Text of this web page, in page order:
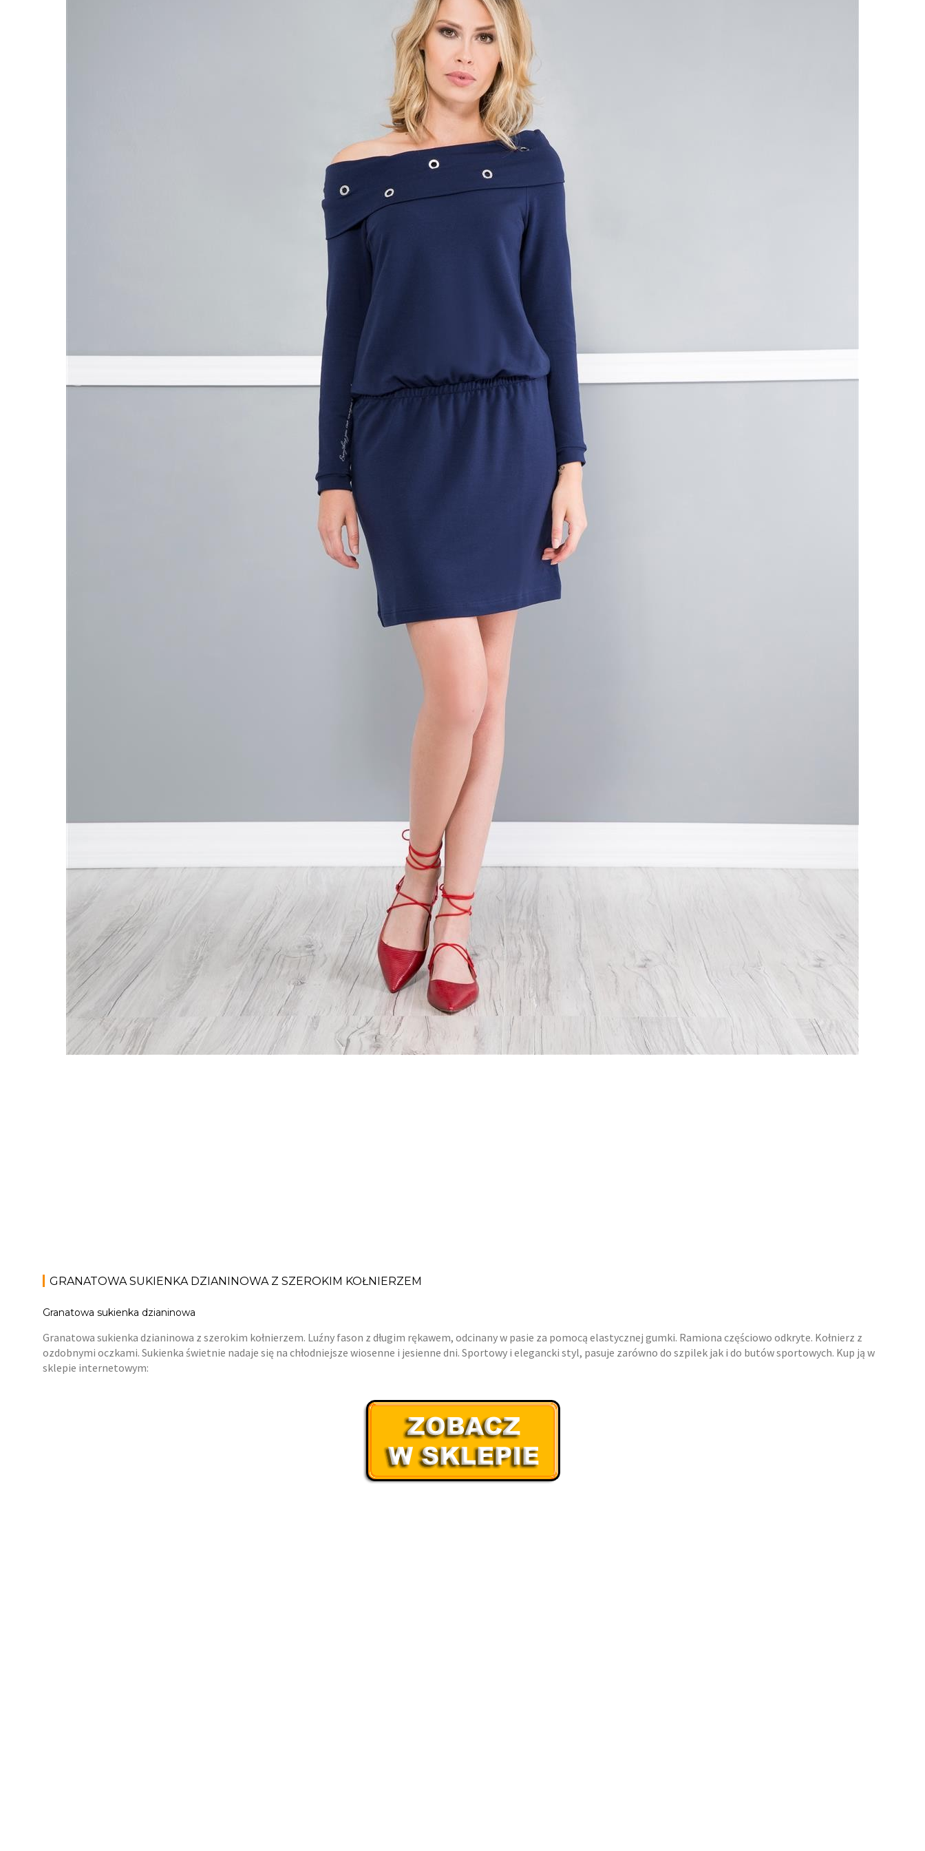
GRANATOWA SUKIENKA DZIANINOWA Z SZEROKIM KOŁNIERZEM
Granatowa sukienka dzianinowa
Granatowa sukienka dzianinowa z szerokim kołnierzem. Luźny fason z długim rękawem, odcinany w pasie za pomocą elastycznej gumki. Ramiona częściowo odkryte. Kołnierz z
ozdobnymi oczkami. Sukienka świetnie nadaje się na chłodniejsze wiosenne i jesienne dni. Sportowy i elegancki styl, pasuje zarówno do szpilek jak i do butów sportowych. Kup ją w
sklepie internetowym: